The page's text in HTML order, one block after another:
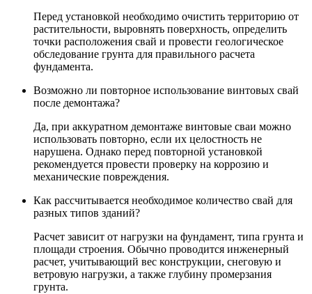
Перед установкой необходимо очистить территорию от
растительности, выровнять поверхность, определить
точки расположения свай и провести геологическое
обследование грунта для правильного расчета
фундамента.
Возможно ли повторное использование винтовых свай
после демонтажа?
Да, при аккуратном демонтаже винтовые сваи можно
использовать повторно, если их целостность не
нарушена. Однако перед повторной установкой
рекомендуется провести проверку на коррозию и
механические повреждения.
Как рассчитывается необходимое количество свай для
разных типов зданий?
Расчет зависит от нагрузки на фундамент, типа грунта и
площади строения. Обычно проводится инженерный
расчет, учитывающий вес конструкции, снеговую и
ветровую нагрузки, а также глубину промерзания
грунта.